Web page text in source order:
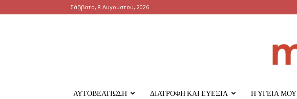
Σάββατο, 8 Αυγούστου, 2026
ΑΥΤΟΒΕΛΤΊΩΣΗ ΔΙΑΤΡΟΦΉ ΚΑΙ ΕΥΕΞΊΑ Η ΥΓΕΊΑ ΜΟΥ